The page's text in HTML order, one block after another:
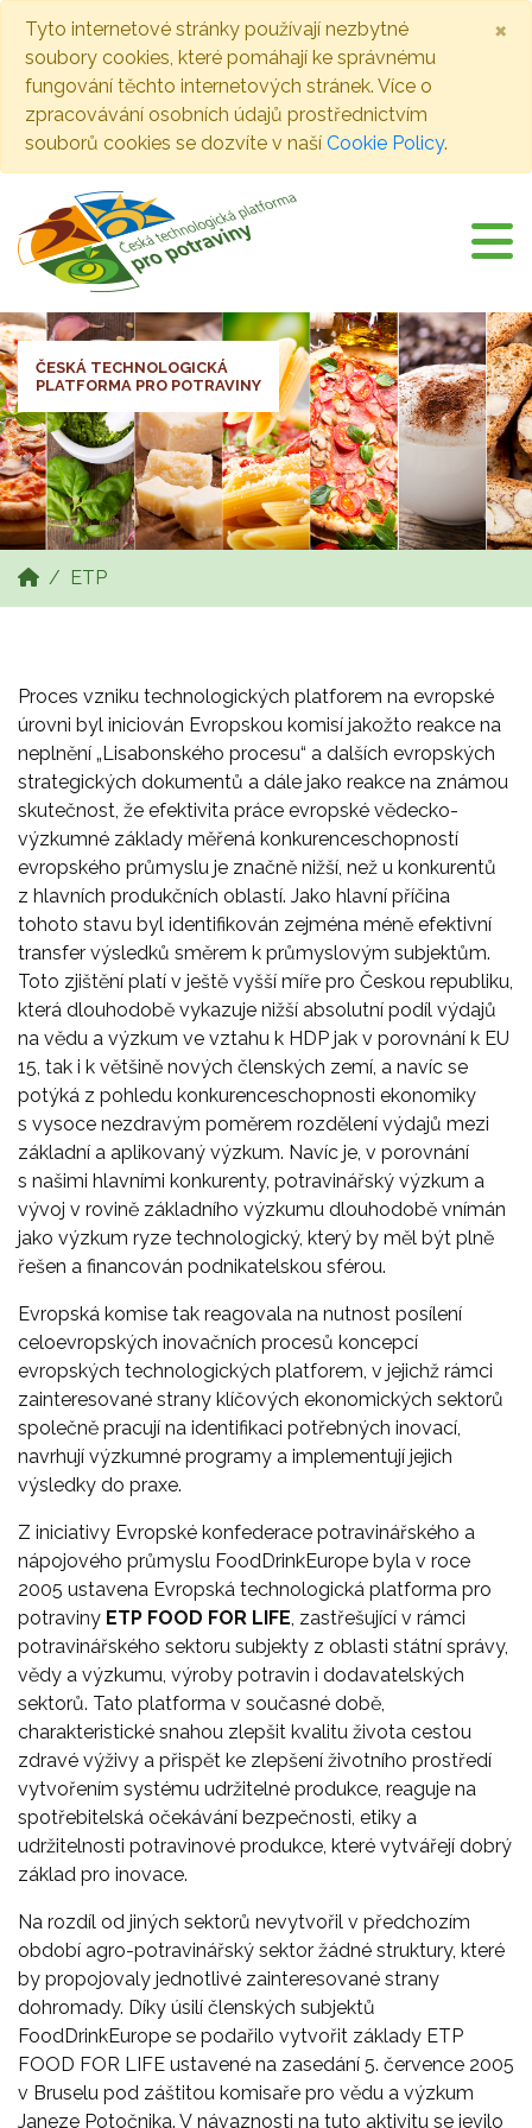
Tyto internetové stránky používají nezbytné
soubory cookies, které pomáhají ke správnému
fungování těchto internetových stránek. Více o
zpracovávání osobních údajů prostřednictvím
souborů cookies se dozvíte v naší Cookie Policy.
×
ČESKÁ TECHNOLOGICKÁ
PLATFORMA PRO POTRAVINY
ETP
Proces vzniku technologických platforem na evropské
úrovni byl iniciován Evropskou komisí jakožto reakce na
neplnění „Lisabonského procesu“ a dalších evropských
strategických dokumentů a dále jako reakce na známou
skutečnost, že efektivita práce evropské vědecko-
výzkumné základy měřená konkurenceschopností
evropského průmyslu je značně nižší, než u konkurentů
z hlavních produkčních oblastí. Jako hlavní příčina
tohoto stavu byl identifikován zejména méně efektivní
transfer výsledků směrem k průmyslovým subjektům.
Toto zjištění platí v ještě vyšší míře pro Českou republiku,
která dlouhodobě vykazuje nižší absolutní podíl výdajů
na vědu a výzkum ve vztahu k HDP jak v porovnání k EU
15, tak i k většině nových členských zemí, a navíc se
potýká z pohledu konkurenceschopnosti ekonomiky
s vysoce nezdravým poměrem rozdělení výdajů mezi
základní a aplikovaný výzkum. Navíc je, v porovnání
s našimi hlavními konkurenty, potravinářský výzkum a
vývoj v rovině základního výzkumu dlouhodobě vnímán
jako výzkum ryze technologický, který by měl být plně
řešen a financován podnikatelskou sférou.
Evropská komise tak reagovala na nutnost posílení
celoevropských inovačních procesů koncepcí
evropských technologických platforem, v jejichž rámci
zainteresované strany klíčových ekonomických sektorů
společně pracují na identifikaci potřebných inovací,
navrhují výzkumné programy a implementují jejich
výsledky do praxe.
Z iniciativy Evropské konfederace potravinářského a
nápojového průmyslu FoodDrinkEurope byla v roce
2005 ustavena Evropská technologická platforma pro
potraviny ETP FOOD FOR LIFE, zastřešující v rámci
potravinářského sektoru subjekty z oblasti státní správy,
vědy a výzkumu, výroby potravin i dodavatelských
sektorů. Tato platforma v současné době,
charakteristické snahou zlepšit kvalitu života cestou
zdravé výživy a přispět ke zlepšení životního prostředí
vytvořením systému udržitelné produkce, reaguje na
spotřebitelská očekávání bezpečnosti, etiky a
udržitelnosti potravinové produkce, které vytvářejí dobrý
základ pro inovace.
Na rozdíl od jiných sektorů nevytvořil v předchozím
období agro-potravinářský sektor žádné struktury, které
by propojovaly jednotlivé zainteresované strany
dohromady. Díky úsilí členských subjektů
FoodDrinkEurope se podařilo vytvořit základy ETP
FOOD FOR LIFE ustavené na zasedání 5. července 2005
v Bruselu pod záštitou komisaře pro vědu a výzkum
Janeze Potočnika. V návaznosti na tuto aktivitu se jevilo